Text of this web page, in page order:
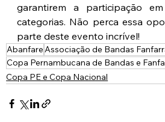
garantirem a participação
categorias. Não perca essa
parte deste evento incrível!
AbanfareAssociação de Bandas
Copa Pernambucana de Bandas e
Copa PE e Copa Nacional